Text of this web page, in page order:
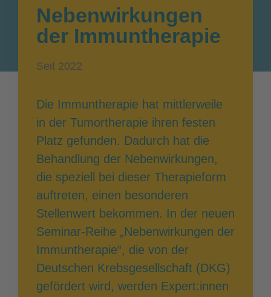
Nebenwirkungen
der Immuntherapie
Seit 2022
Die Immuntherapie hat mittlerweile
in der Tumortherapie ihren festen
Platz gefunden. Dadurch hat die
Behandlung der Nebenwirkungen,
die speziell bei dieser Therapieform
auftreten, einen besonderen
Stellenwert bekommen. In der neuen
Seminar-Reihe „Nebenwirkungen der
Immuntherapie“, die von der
Deutschen Krebsgesellschaft (DKG)
gefördert wird, werden Expert:innen